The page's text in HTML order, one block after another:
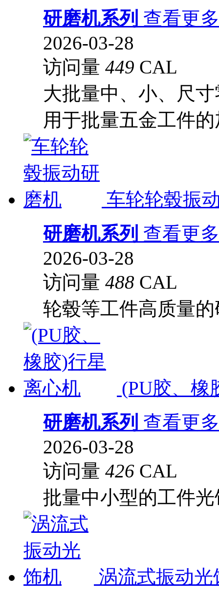
研磨机系列 查看更多
2026-03-28
访问量 449 CAL
大批量中、小、尺
用于批量五金工件
车轮轮毂振
研磨机系列 查看更多
2026-03-28
访问量 488 CAL
轮毂等工件高质量
(PU胶、橡
研磨机系列 查看更多
2026-03-28
访问量 426 CAL
批量中小型的工件
涡流式振动光